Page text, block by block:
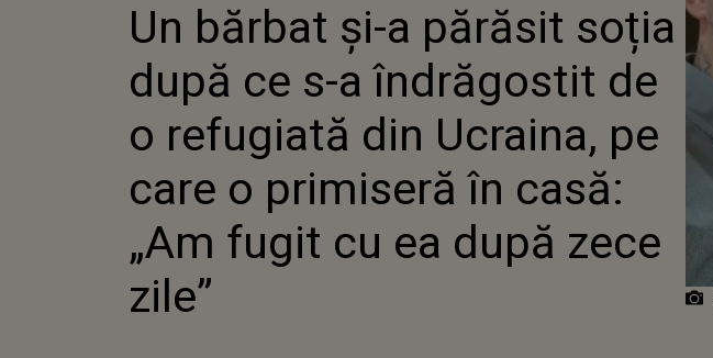
UCRAINA, PE CARE O PRIMISERĂ ÎN CASĂ:
„AM FUGIT CU EA DUPĂ ZECE ZILE”
Un bărbat și-a părăsit soția
după ce s-a îndrăgostit de
o refugiată din Ucraina, pe
care o primiseră în casă:
„Am fugit cu ea după zece
zile”